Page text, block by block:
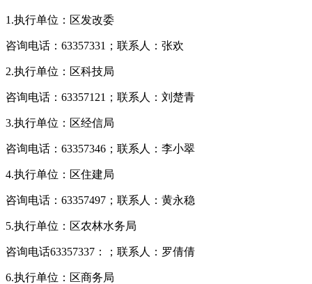
1.执行单位：区发改委
咨询电话：63357331；联系人：张欢
2.执行单位：区科技局
咨询电话：63357121；联系人：刘楚青
3.执行单位：区经信局
咨询电话：63357346；联系人：李小翠
4.执行单位：区住建局
咨询电话：63357497；联系人：黄永稳
5.执行单位：区农林水务局
咨询电话63357337：；联系人：罗倩倩
6.执行单位：区商务局